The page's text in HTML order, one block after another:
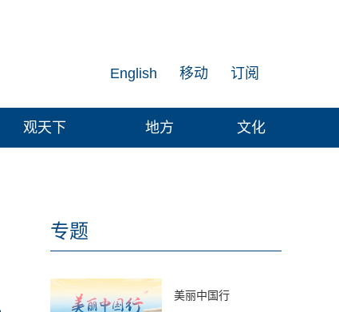
订阅
移动
English
观天下 地方 文化
专题
美丽中国行